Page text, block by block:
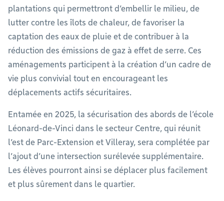
plantations qui permettront d’embellir le milieu, de
lutter contre les îlots de chaleur, de favoriser la
captation des eaux de pluie et de contribuer à la
réduction des émissions de gaz à effet de serre. Ces
aménagements participent à la création d’un cadre de
vie plus convivial tout en encourageant les
déplacements actifs sécuritaires.
Entamée en 2025, la sécurisation des abords de l’école
Léonard-de-Vinci dans le secteur Centre, qui réunit
l’est de Parc-Extension et Villeray, sera complétée par
l’ajout d’une intersection surélevée supplémentaire.
Les élèves pourront ainsi se déplacer plus facilement
et plus sûrement dans le quartier.